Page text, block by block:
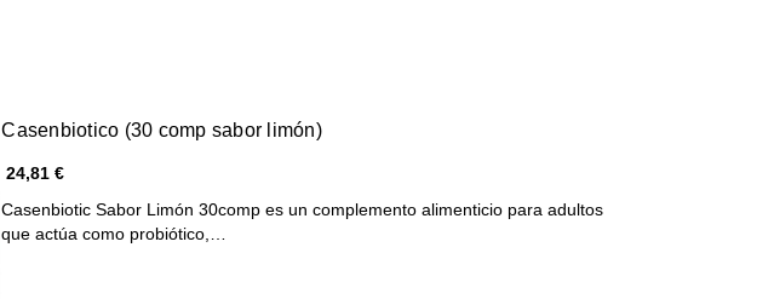
Casenbiotico (30 comp sabor limón)
24,81 €
Casenbiotic Sabor Limón 30comp es un complemento alimenticio para adultos
que actúa como probiótico,…